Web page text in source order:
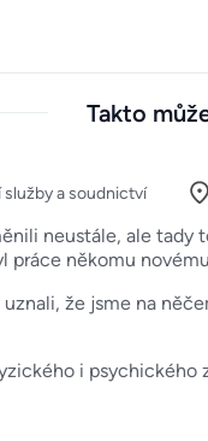
Takto
služby a soudnictví
neustále, ale
práce někomu
že jsme na
i